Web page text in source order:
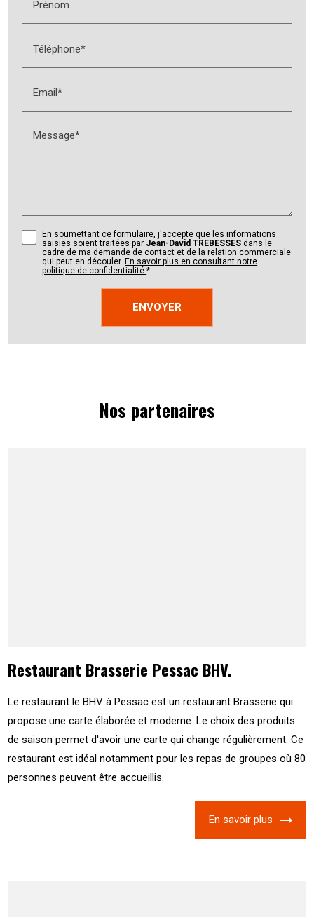
Prénom
Téléphone*
Email*
Message*
En soumettant ce formulaire, j'accepte que les informations
saisies soient traitées par Jean-David TREBESSES dans le
cadre de ma demande de contact et de la relation commerciale
qui peut en découler.En savoir plus en consultant notre
politique de confidentialité.*
Nos partenaires
Restaurant Brasserie Pessac BHV.
Le restaurant le BHV à Pessac est un restaurant Brasserie qui
propose une carte élaborée et moderne. Le choix des produits
de saison permet d'avoir une carte qui change régulièrement. Ce
restaurant est idéal notamment pour les repas de groupes où 80
personnes peuvent être accueillis.
En savoir plus